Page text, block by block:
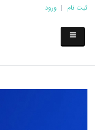
ثبت نام | ورود